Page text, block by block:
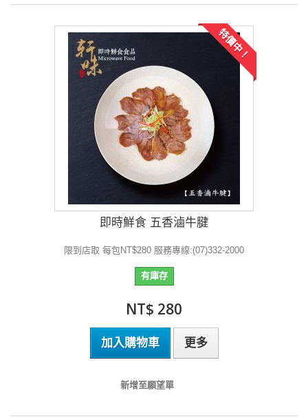
特價中！
即時鮮食 五香滷牛腱
限到店取 每包NT$280 服務專線:(07)332-2000
有庫存
NT$ 280
加入購物車 更多
新增至願望單